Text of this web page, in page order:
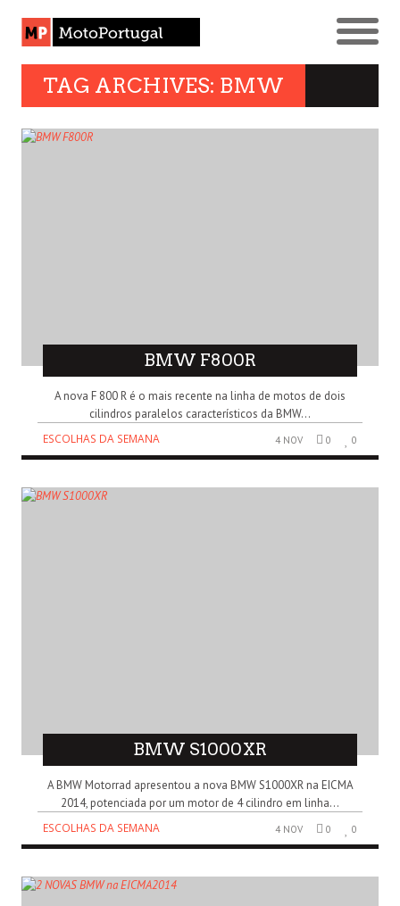
TAG ARCHIVES: BMW
BMW F800R
A nova F 800 R é o mais recente na linha de motos de dois
cilindros paralelos característicos da BMW...
ESCOLHAS DA SEMANA
4 NOV 0 0
BMW S1000XR
A BMW Motorrad apresentou a nova BMW S1000XR na EICMA
2014, potenciada por um motor de 4 cilindro em linha...
ESCOLHAS DA SEMANA
4 NOV 0 0